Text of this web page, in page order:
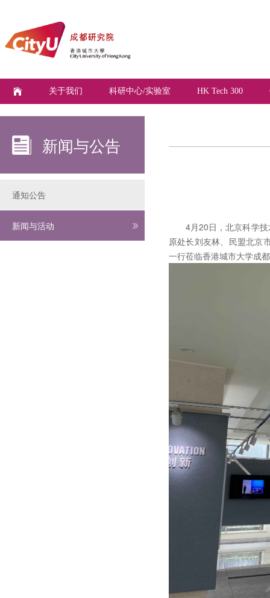
关于我们 科研中心/实验室 HK Tech 300
新闻与公告
通知公告
新闻与活动
4月20日，北京科学技
原处长刘友林、民盟北京
一行莅临香港城市大学成